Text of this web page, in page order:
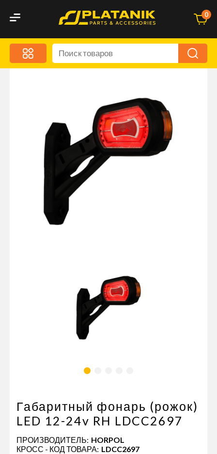
0
Меню
Акционные предложения
Автохимия и уход
Оптика и светотехника
Брызговики
Запчасти кузова и зеркала
Малый коммерческий транспорт
Пневматические соединения
Автономное отопление и
кондиционировани
Стяжные ремни и тросы
Габаритный фонарь (рожок)
LED 12-24v RH LDCC2697
ПРОИЗВОДИТЕЛЬ: HORPOL
КРОСС - КОД ТОВАРА: LDCC2697